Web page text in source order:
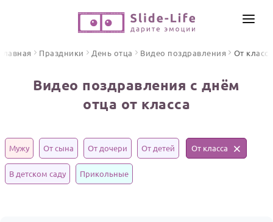
Песни поздравления
Открытки
Стихи и тексты
ИНСТРУМЕНТЫ
ЦЕНЫ
ОТЗЫВЫ
Праздники День отца Видео поздравления От класса
Видео поздравления с днём
отца от класса
Мужу От сына От дочери От детей От класса
В детском саду Прикольные